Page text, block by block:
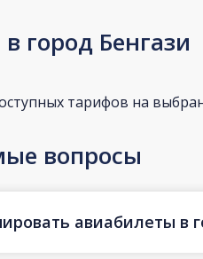
город Бенгази
тарифов на
вопросы
авиабилеты в